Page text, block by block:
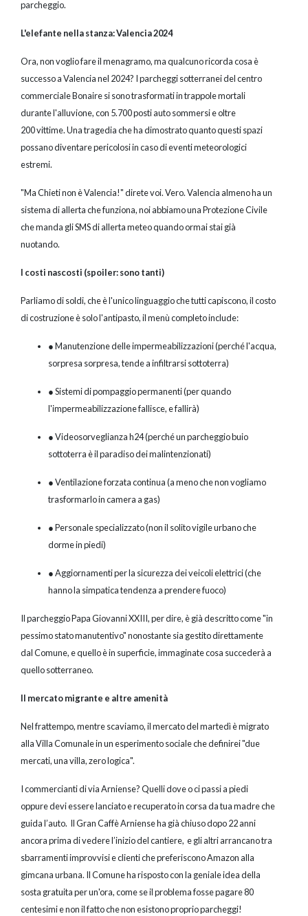
parcheggio.
L'elefante nella stanza: Valencia 2024
Ora, non voglio fare il menagramo, ma qualcuno ricorda cosa è
successo a Valencia nel 2024? I parcheggi sotterranei del centro
commerciale Bonaire si sono trasformati in trappole mortali
durante l'alluvione, con 5.700 posti auto sommersi e oltre
200 vittime. Una tragedia che ha dimostrato quanto questi spazi
possano diventare pericolosi in caso di eventi meteorologici
estremi.
"Ma Chieti non è Valencia!" direte voi. Vero. Valencia almeno ha un
sistema di allerta che funziona, noi abbiamo una Protezione Civile
che manda gli SMS di allerta meteo quando ormai stai già
nuotando.
I costi nascosti (spoiler: sono tanti)
Parliamo di soldi, che è l'unico linguaggio che tutti capiscono, il costo
di costruzione è solo l'antipasto, il menù completo include:
● Manutenzione delle impermeabilizzazioni (perché l'acqua,
sorpresa sorpresa, tende a infiltrarsi sottoterra)
● Sistemi di pompaggio permanenti (per quando
l'impermeabilizzazione fallisce, e fallirà)
● Videosorveglianza h24 (perché un parcheggio buio
sottoterra è il paradiso dei malintenzionati)
● Ventilazione forzata continua (a meno che non vogliamo
trasformarlo in camera a gas)
● Personale specializzato (non il solito vigile urbano che
dorme in piedi)
● Aggiornamenti per la sicurezza dei veicoli elettrici (che
hanno la simpatica tendenza a prendere fuoco)
Il parcheggio Papa Giovanni XXIII, per dire, è già descritto come "in
pessimo stato manutentivo" nonostante sia gestito direttamente
dal Comune, e quello è in superficie, immaginate cosa succederà a
quello sotterraneo.
Il mercato migrante e altre amenità
Nel frattempo, mentre scaviamo, il mercato del martedì è migrato
alla Villa Comunale in un esperimento sociale che definirei "due
mercati, una villa, zero logica".
I commercianti di via Arniense? Quelli dove o ci passi a piedi
oppure devi essere lanciato e recuperato in corsa da tua madre che
guida l’auto. Il Gran Caffè Arniense ha già chiuso dopo 22 anni
ancora prima di vedere l’inizio del cantiere, e gli altri arrancano tra
sbarramenti improvvisi e clienti che preferiscono Amazon alla
gimcana urbana. Il Comune ha risposto con la geniale idea della
sosta gratuita per un'ora, come se il problema fosse pagare 80
centesimi e non il fatto che non esistono proprio parcheggi!